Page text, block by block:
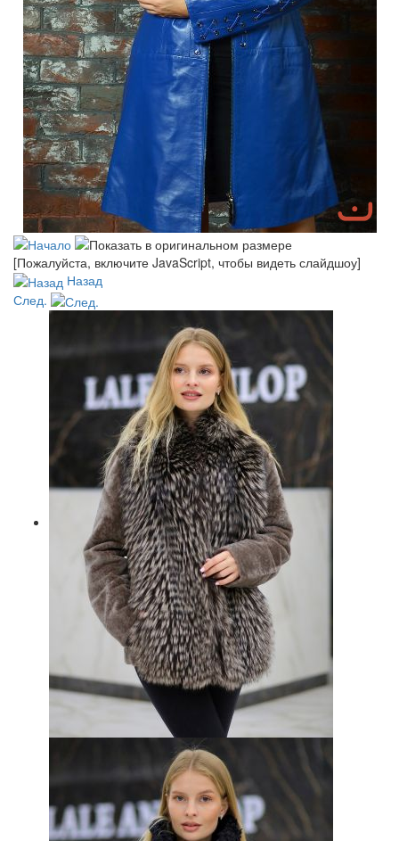
[Пожалуйста, включите JavaScript, чтобы видеть слайдшоу]
Назад
След.